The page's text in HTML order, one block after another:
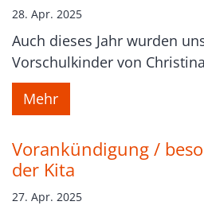
28. Apr. 2025
Auch dieses Jahr wurden
Vorschulkinder von
Mehr
Vorankündigung /
der Kita
27. Apr. 2025